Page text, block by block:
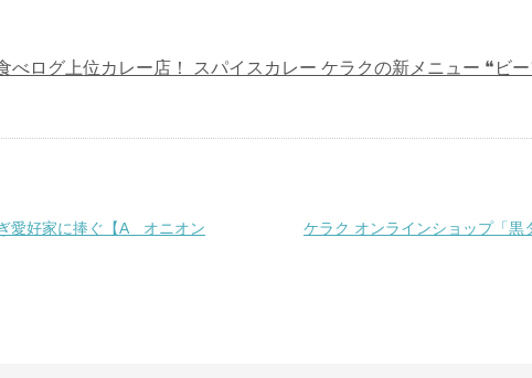
べログ上位カレー店！ スパイスカレー ケラクの新メニュー ❝ビ
愛好家に捧ぐ【A オニオン
ケラク オンラインショップ「黒